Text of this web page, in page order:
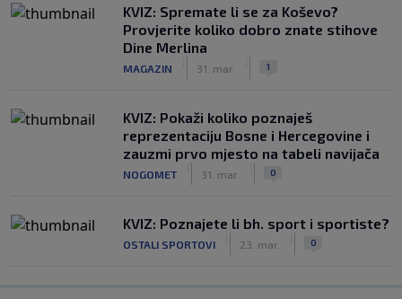
KVIZ: Spremate li se za Koševo?
Provjerite koliko dobro znate stihove
Dine Merlina
MAGAZIN 31. mar. 1
KVIZ: Pokaži koliko poznaješ
reprezentaciju Bosne i Hercegovine i
zauzmi prvo mjesto na tabeli navijača
NOGOMET 31. mar. 0
KVIZ: Poznajete li bh. sport i sportiste?
OSTALI SPORTOVI 23. mar. 0